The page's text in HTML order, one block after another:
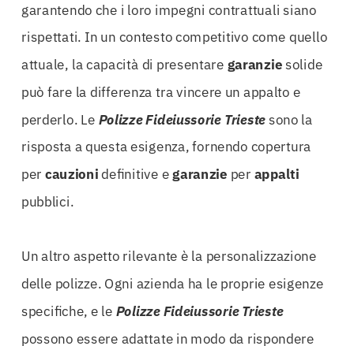
garantendo che i loro impegni contrattuali siano
rispettati. In un contesto competitivo come quello
attuale, la capacità di presentare garanziesolide
può fare la differenza tra vincere un appalto e
perderlo. Le Polizze Fideiussorie Triestesono la
risposta a questa esigenza, fornendo copertura
per cauzionidefinitive egaranzie per appalti
pubblici.
Un altro aspetto rilevante è la personalizzazione
delle polizze. Ogni azienda ha le proprie esigenze
specifiche, e le Polizze Fideiussorie Trieste
possono essere adattate in modo da rispondere